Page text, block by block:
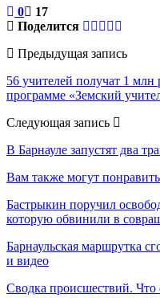
0
17
Поделится
Предыдущая запись
56 учителей получат 1
программе «Земский
Следующая запись
В Барнауле запустят два
Вам также могут
Бастрыкин поручил
которую обвинили в
Барнаульская маршрутка
и видео
Сводка происшествий. Что